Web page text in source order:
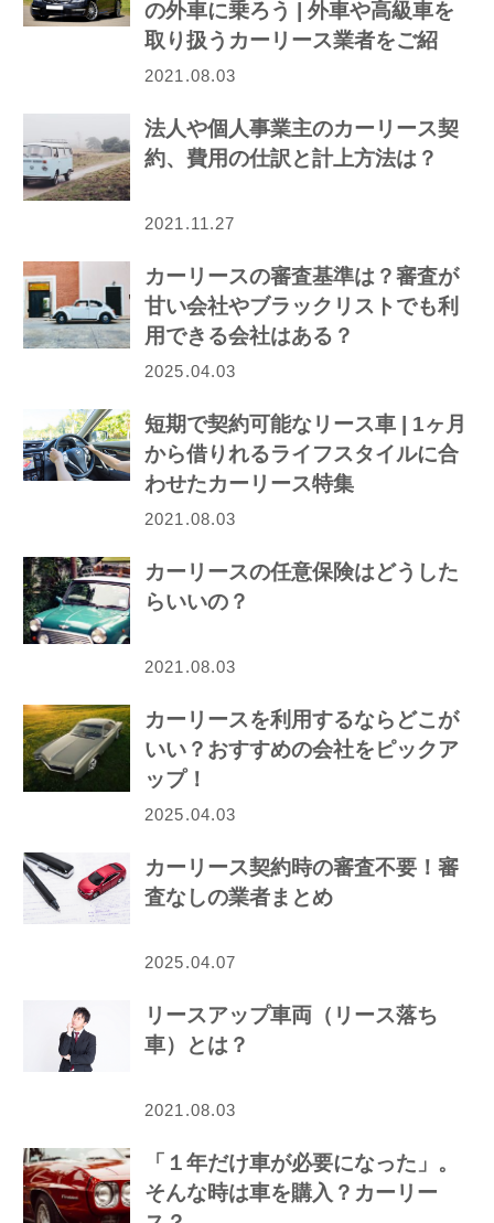
の外車に乗ろう | 外車や高級車を
取り扱うカーリース業者をご紹
介！
2021.08.03
法人や個人事業主のカーリース契
約、費用の仕訳と計上方法は？
2021.11.27
カーリースの審査基準は？審査が
甘い会社やブラックリストでも利
用できる会社はある？
2025.04.03
短期で契約可能なリース車 | 1ヶ月
から借りれるライフスタイルに合
わせたカーリース特集
2021.08.03
カーリースの任意保険はどうした
らいいの？
2021.08.03
カーリースを利用するならどこが
いい？おすすめの会社をピックア
ップ！
2025.04.03
カーリース契約時の審査不要！審
査なしの業者まとめ
2025.04.07
リースアップ車両（リース落ち
車）とは？
2021.08.03
「１年だけ車が必要になった」。
そんな時は車を購入？カーリー